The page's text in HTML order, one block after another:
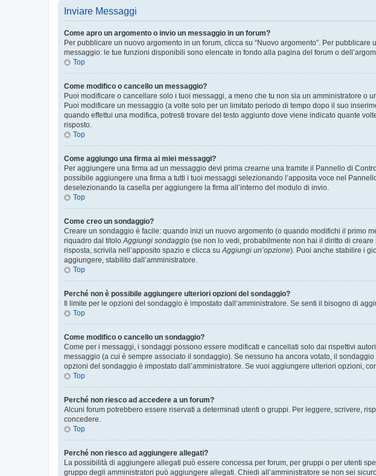
Inviare Messaggi
Come apro un argomento o invio un messaggio in un forum?
Per pubblicare un nuovo argomento in un forum, clicca su “Nuovo argomento”. Per
messaggio: le tue funzioni disponibili sono elencate in fondo alla pagina del forum o
Top
Come modifico o cancello un messaggio?
Puoi modificare o cancellare solo i tuoi messaggi, a meno che tu non sia un amministratore
Puoi modificare un messaggio (a volte solo per un limitato periodo di tempo dopo il suo
quando effettui una modifica, potresti trovare del testo aggiunto dove viene indicato quante
risposto.
Top
Come aggiungo una firma ai miei messaggi?
Per aggiungere una firma ad un messaggio devi prima crearne una tramite il Pannello di
possibile aggiungere una firma a tutti i tuoi messaggi selezionando l’apposita voce nel
deselezionando la casella per aggiungere la firma all’interno del modulo di invio.
Top
Come creo un sondaggio?
Creare un sondaggio è facile: quando inizi un nuovo argomento (o quando modifichi il primo
riquadro dal titoloAggiungi sondaggio (se non lo vedi, probabilmente non hai il diritto di
risposta, scrivila nell’apposito spazio e clicca suAggiungi un’opzione). Puoi anche stabilire i
aggiungere, stabilito dall’amministratore.
Top
Perché non è possibile aggiungere ulteriori opzioni del sondaggio?
Il limite per le opzioni del sondaggio è impostato dall’amministratore. Se senti il bisogno di
Top
Come modifico o cancello un sondaggio?
Come per i messaggi, i sondaggi possono essere modificati e cancellati solo dai rispettivi
messaggio (a cui è sempre associato il sondaggio). Se nessuno ha ancora votato, il
opzioni del sondaggio è impostato dall’amministratore. Se vuoi aggiungere ulteriori opzioni,
Top
Perché non riesco ad accedere a un forum?
Alcuni forum potrebbero essere riservati a determinati utenti o gruppi. Per leggere, scrivere,
concedere.
Top
Perché non riesco ad aggiungere allegati?
La possibilità di aggiungere allegati può essere concessa per forum, per gruppi o per utenti
gruppo degli amministratori può aggiungere allegati. Chiedi all’amministratore se non sei